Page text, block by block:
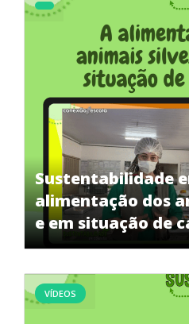
Sustentabilidade
alimentação dos
e em situação de
VÍDEOS